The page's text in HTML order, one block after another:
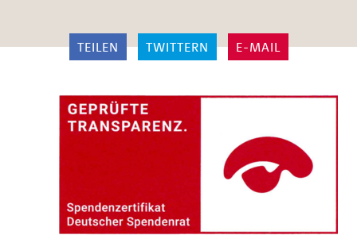
TEILEN TWITTERN E-MAIL